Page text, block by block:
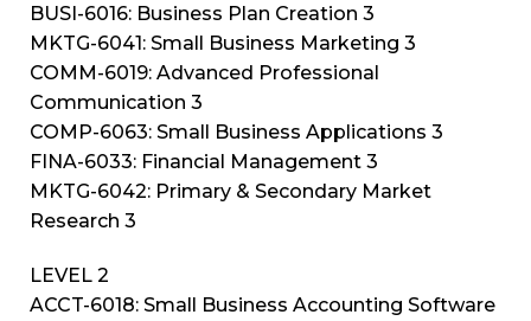
BUSI-6016: Business Plan Creation 3
MKTG-6041: Small Business Marketing 3
COMM-6019: Advanced Professional
Communication 3
COMP-6063: Small Business Applications 3
FINA-6033: Financial Management 3
MKTG-6042: Primary & Secondary Market
Research 3
LEVEL 2
ACCT-6018: Small Business Accounting Software